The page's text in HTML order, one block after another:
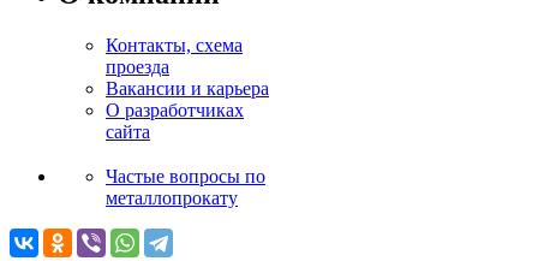
Контакты, схема
проезда
Вакансии и карьера
О разработчиках
сайта
Частые вопросы по
металлопрокату